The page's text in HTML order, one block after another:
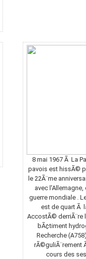
8 mai 1967 Ã La
pavois est hissÃ©
le 22Ã¨me
avec
guerre mondiale .
est de quart Ã
AccostÃ© derriÃ¨re
bÃ¢timent
Recherche
rÃ©guliÃ¨rement
cours des